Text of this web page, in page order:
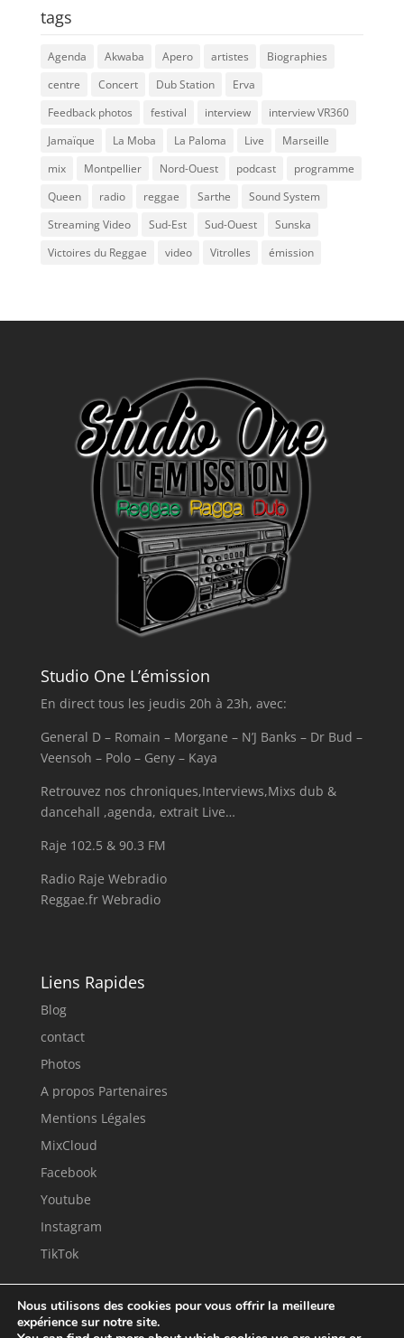
tags
Agenda Akwaba Apero artistes
Biographies
centre
Concert Dub Station
Erva
Feedback photos
festival interview
interview VR360
Jamaïque
La Moba La Paloma Live
Marseille
mix
Montpellier Nord-Ouest podcast
programme
Queen
radio reggae Sarthe
Sound System
Streaming Video
Sud-Est Sud-Ouest
Sunska
Victoires du Reggae
video Vitrolles émission
Studio One L’émission
En direct tous les jeudis 20h à 23h, avec:
General D – Romain – Morgane – N’J Banks – Dr Bud –
Veensoh – Polo – Geny – Kaya
Retrouvez nos chroniques,Interviews,Mixs dub &
dancehall ,agenda, extrait Live…
Raje 102.5 & 90.3 FM
Radio Raje Webradio
Reggae.fr Webradio
Liens Rapides
Blog
contact
Photos
A propos Partenaires
Mentions Légales
MixCloud
Facebook
Youtube
Instagram
TikTok
Nous utilisons des cookies pour vous offrir la meilleure
expérience sur notre site.